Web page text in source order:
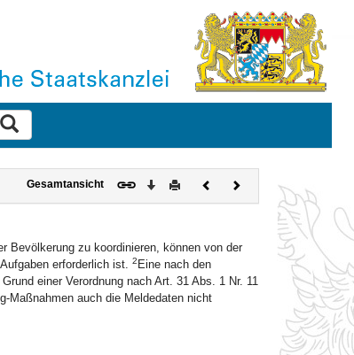
zurücksetzen
Gesamtansicht Download
DruckenVorherigesNächstes
Dokument
Bevölkerung zu koordinieren, können von der
erforderlich ist. 2 Eine nach den
einer Verordnung nach Art. 31 Abs. 1 Nr. 11
Maßnahmen auch die Meldedaten nicht